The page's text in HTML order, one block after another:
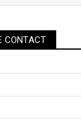
CONTACT